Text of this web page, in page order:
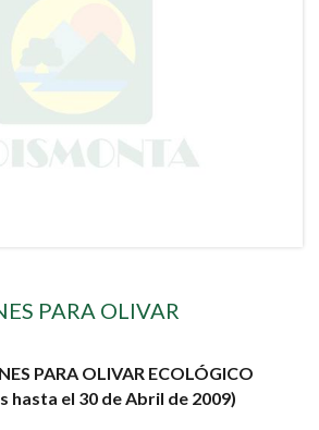
PARA OLIVAR
PARA OLIVAR ECOLÓGICO
hasta el 30 de Abril de 2009)